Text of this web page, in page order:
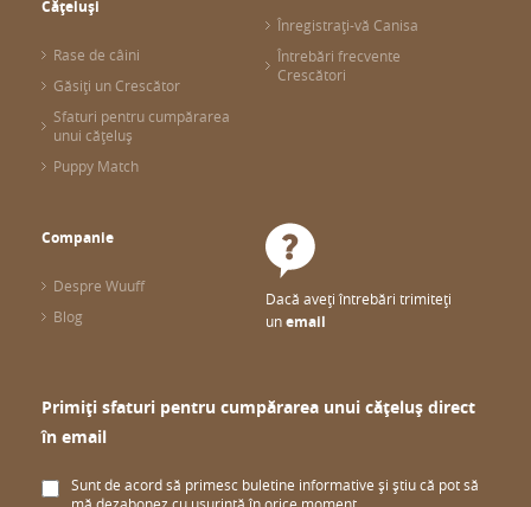
Cățeluși
Rase de câini
Găsiți un Crescător
Sfaturi pentru cumpărarea
unui cățeluș
Puppy Match
Înregistrați-vă Canisa
Întrebări frecvente
Crescători
Companie
Despre Wuuff
Blog
Dacă aveți întrebări trimiteți
unemail
Primiți sfaturi pentru cumpărarea unui cățeluș direct
în email
Sunt de acord să primesc buletine informative și știu că pot să